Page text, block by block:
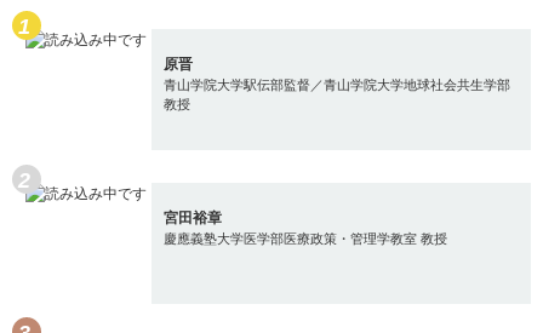
原晋
青山学院大学駅伝部監督／青山学院大学地球社会共生学部
教授
宮田裕章
慶應義塾大学医学部医療政策・管理学教室 教授